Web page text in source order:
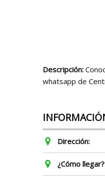
Descripción:
whatsapp de
Dirección:
¿Cómo